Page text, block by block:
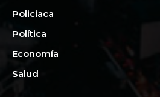
Policiaca
Política
Economía
Salud